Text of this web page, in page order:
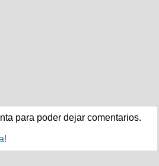
para poder dejar comentarios.